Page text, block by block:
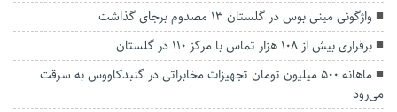
واژگونی مینی بوس در گلستان ۱۳ مصدوم برجای گذاشت
برقراری بیش از ۱۰۸ هزار تماس با مرکز ۱۱۰ در گلستان
ماهانه ۵۰۰ میلیون تومان تجهیزات مخابراتی در گنبدکاووس به سرقت
می‌رود